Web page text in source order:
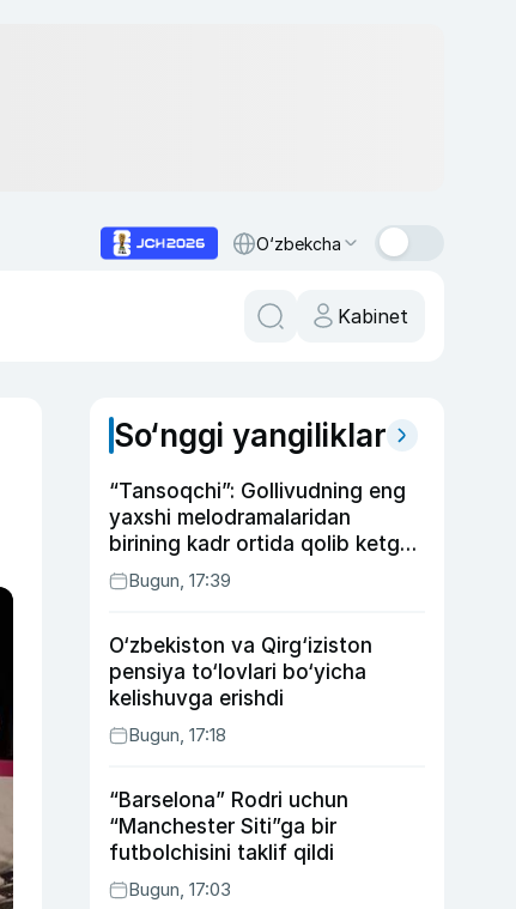
O‘zbekcha
Kabinet
So‘nggi yangiliklar
“Tansoqchi”: Gollivudning eng
yaxshi melodramalaridan
birining kadr ortida qolib ketgan
voqealari
Bugun, 17:39
O‘zbekiston va Qirg‘iziston
pensiya to‘lovlari bo‘yicha
kelishuvga erishdi
Bugun, 17:18
“Barselona” Rodri uchun
“Manchester Siti”ga bir
futbolchisini taklif qildi
Bugun, 17:03